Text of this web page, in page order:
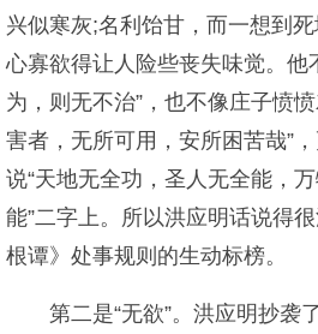
兴似寒灰;名利饴甘，而一想到
心寡欲得让人险些丧失味觉。他
为，则无不治”，也不像庄子愤
害者，无所可用，安所困苦哉”
说“天地无全功，圣人无全能，
能”二字上。所以洪应明话说得
根谭》处事规则的生动标榜。
第二是“无欲”。洪应明抄袭